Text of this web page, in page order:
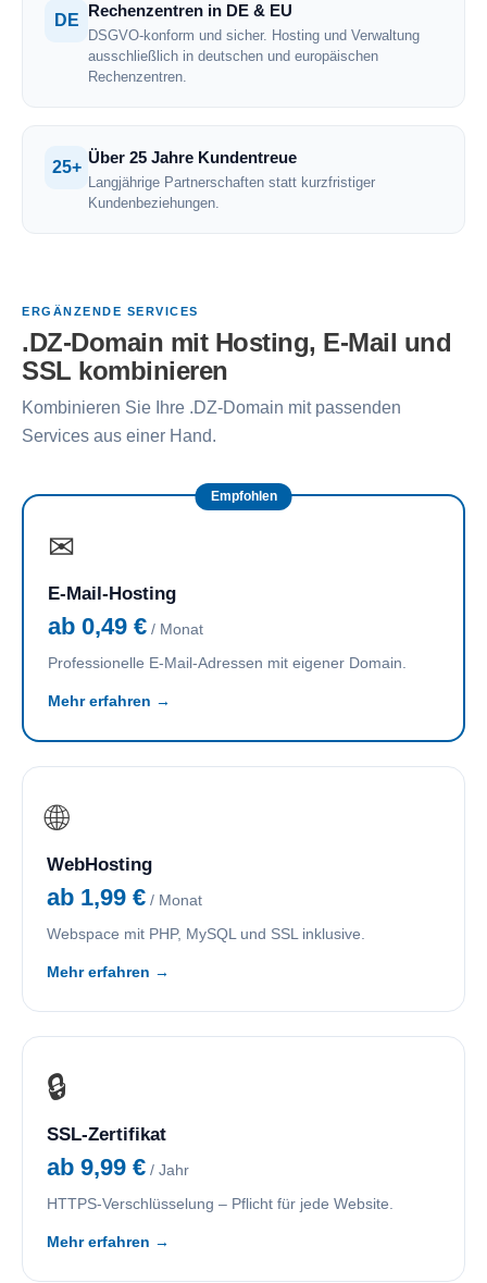
DE
Rechenzentren in DE & EU
DSGVO-konform und sicher. Hosting und Verwaltung
ausschließlich in deutschen und europäischen
Rechenzentren.
25+
Über 25 Jahre Kundentreue
Langjährige Partnerschaften statt kurzfristiger
Kundenbeziehungen.
ERGÄNZENDE SERVICES
.DZ-Domain mit Hosting, E-Mail und
SSL kombinieren
Kombinieren Sie Ihre .DZ-Domain mit passenden
Services aus einer Hand.
Empfohlen
✉
E-Mail-Hosting
ab 0,49 € / Monat
Professionelle E-Mail-Adressen mit eigener Domain.
Mehr erfahren →
🌐
WebHosting
ab 1,99 € / Monat
Webspace mit PHP, MySQL und SSL inklusive.
Mehr erfahren →
🔒
SSL-Zertifikat
ab 9,99 € / Jahr
HTTPS-Verschlüsselung – Pflicht für jede Website.
Mehr erfahren →